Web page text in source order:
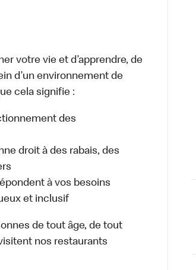
votre vie et d’apprendre, de
d’un environnement de
cela signifie :
des
droit à des rabais, des
à vos besoins
et inclusif
de tout âge, de tout
nos restaurants